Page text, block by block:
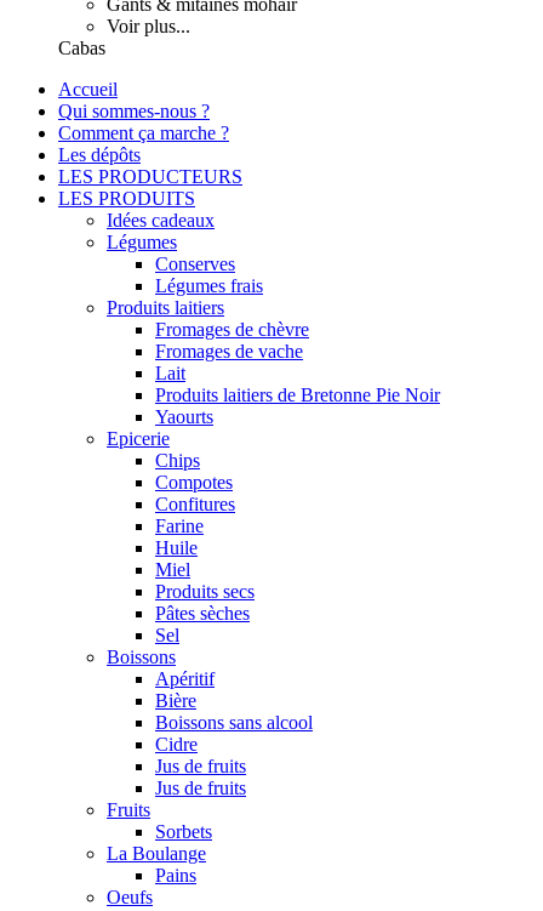
Gants & mitaines mohair
Voir plus...
Cabas
Accueil
Qui sommes-nous ?
Comment ça marche ?
Les dépôts
LES PRODUCTEURS
LES PRODUITS
Idées cadeaux
Légumes
Conserves
Légumes frais
Produits laitiers
Fromages de chèvre
Fromages de vache
Lait
Produits laitiers de Bretonne Pie Noir
Yaourts
Epicerie
Chips
Compotes
Confitures
Farine
Huile
Miel
Produits secs
Pâtes sèches
Sel
Boissons
Apéritif
Bière
Boissons sans alcool
Cidre
Jus de fruits
Jus de fruits
Fruits
Sorbets
La Boulange
Pains
Oeufs